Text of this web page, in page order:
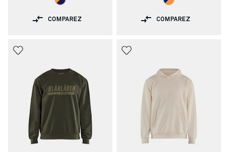
COMPAREZ COMPAREZ